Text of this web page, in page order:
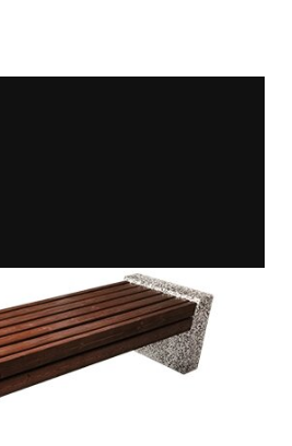
(товарный бетон)